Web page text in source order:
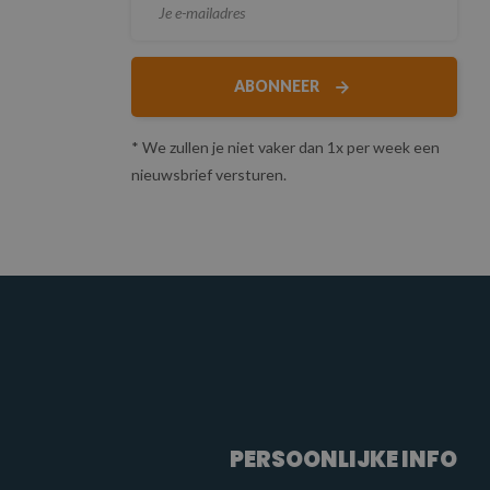
ABONNEER
* We zullen je niet vaker dan 1x per week een
nieuwsbrief versturen.
PERSOONLIJKE INFO